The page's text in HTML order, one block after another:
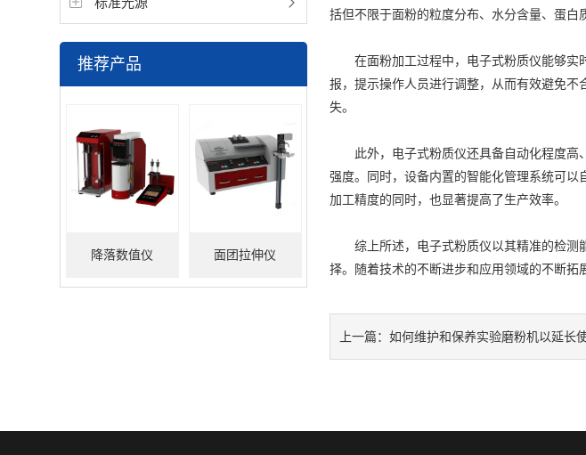
推荐产品
降落数值仪 面团拉伸仪
括但不限于面粉的粒度分布、水分含量、蛋白
在面粉加工过程中，电子式粉质仪能够实
报，提示操作人员进行调整，从而有效避免
失。
此外，电子式粉质仪还具备自动化程度高
强度。同时，设备内置的智能化管理系统可
加工精度的同时，也显著提高了生产效率。
综上所述，电子式粉质仪以其精准的检测
择。随着技术的不断进步和应用领域的不断拓
上一篇： 如何维护和保养实验磨粉机以延长